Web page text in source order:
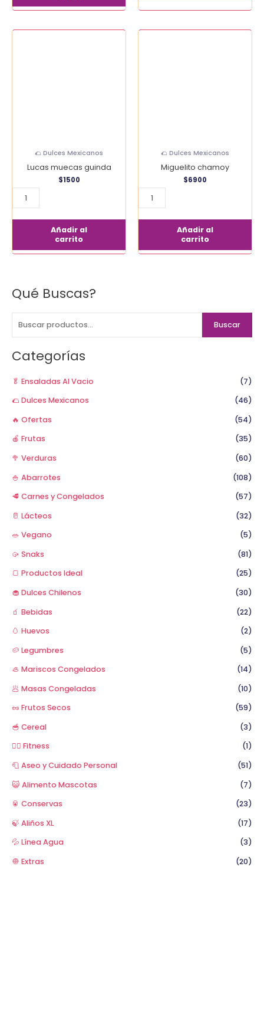
Qué Buscas?
B
c
a
p
Buscar
Categorías
🥬 Ensaladas Al Vacio
(7)
🌮 Dulces Mexicanos
(46)
🔥 Ofertas
(54)
🍎 Frutas
(35)
🥦 Verduras
(60)
🍚 Abarrotes
(108)
🥩 Carnes y Congelados
(57)
🥛 Lácteos
(32)
🥗 Vegano
(5)
🥠 Snaks
(81)
🍞 Productos Ideal
(25)
🧁 Dulces Chilenos
(30)
🧃 Bebidas
(22)
🥚 Huevos
(2)
🥔 Legumbres
(5)
🦪 Mariscos Congelados
(14)
🥟 Masas Congeladas
(10)
🥜 Frutos Secos
(59)
🥣 Cereal
(3)
🏋️‍♂️ Fitness
(1)
🧻 Aseo y Cuidado Personal
(51)
😺 Alimento Mascotas
(7)
🥫 Conservas
(23)
🍃 Aliños XL
(17)
💦 Línea Agua
(3)
🧅 Extras
(20)
🌮 Dulces Mexicanos
Lucas muecas guinda
$1500
Añadir al
carrito
🌮 Dulces Mexicanos
Miguelito chamoy
$6900
Añadir al
carrito